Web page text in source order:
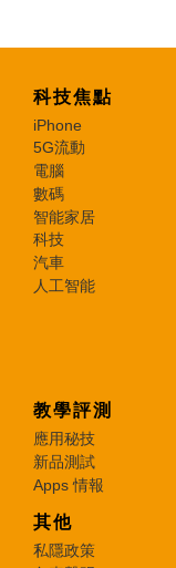
科技焦點
iPhone
5G流動
電腦
數碼
智能家居
科技
汽車
人工智能
教學評測
應用秘技
新品測試
Apps 情報
其他
私隱政策